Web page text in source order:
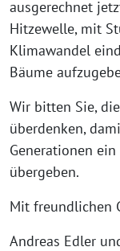
ausgerechnet
Hitzewelle, mit
Klimawandel
Bäume
Wir bitten Sie,
überdenken,
Generationen
übergeben.
Mit freundlichen
Andreas Edler